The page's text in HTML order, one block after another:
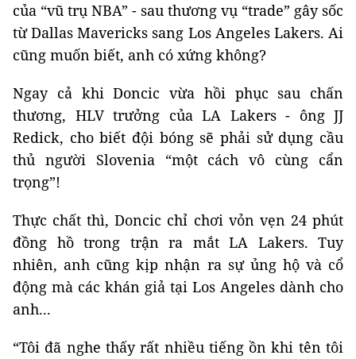
của “vũ trụ NBA” - sau thương vụ “trade” gây sốc
từ Dallas Mavericks sang Los Angeles Lakers. Ai
cũng muốn biết, anh có xứng không?
Ngay cả khi Doncic vừa hồi phục sau chấn
thương, HLV trưởng của LA Lakers - ông JJ
Redick, cho biết đội bóng sẽ phải sử dụng cầu
thủ người Slovenia “một cách vô cùng cẩn
trọng”!
Thực chất thì, Doncic chỉ chơi vỏn vẹn 24 phút
đồng hồ trong trận ra mắt LA Lakers. Tuy
nhiên, anh cũng kịp nhận ra sự ủng hộ và cổ
động mà các khán giả tại Los Angeles dành cho
anh...
“Tôi đã nghe thấy rất nhiều tiếng ồn khi tên tôi